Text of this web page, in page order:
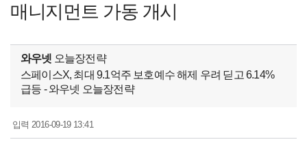
매니지먼트 가동 개시
와우넷 오늘장전략
스페이스X, 최대 9.1억주 보호예수 해제 우려 딛고 6.14%
급등 - 와우넷 오늘장전략
입력2016-09-19 13:41